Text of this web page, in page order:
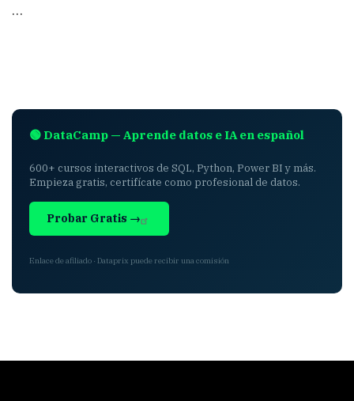
…
🟢 DataCamp — Aprende datos e IA en español
600+ cursos interactivos de SQL, Python, Power BI y más.
Empieza gratis, certifícate como profesional de datos.
Probar Gratis →
Enlace de afiliado · Dataprix puede recibir una comisión